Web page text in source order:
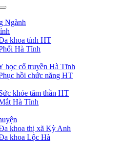
Ngành
khoa tỉnh HT
Hà Tĩnh
học cổ truyền Hà Tĩnh
hồi chức năng HT
khỏe tâm thần HT
Hà Tĩnh
khoa thị xã Kỳ Anh
khoa Lộc Hà